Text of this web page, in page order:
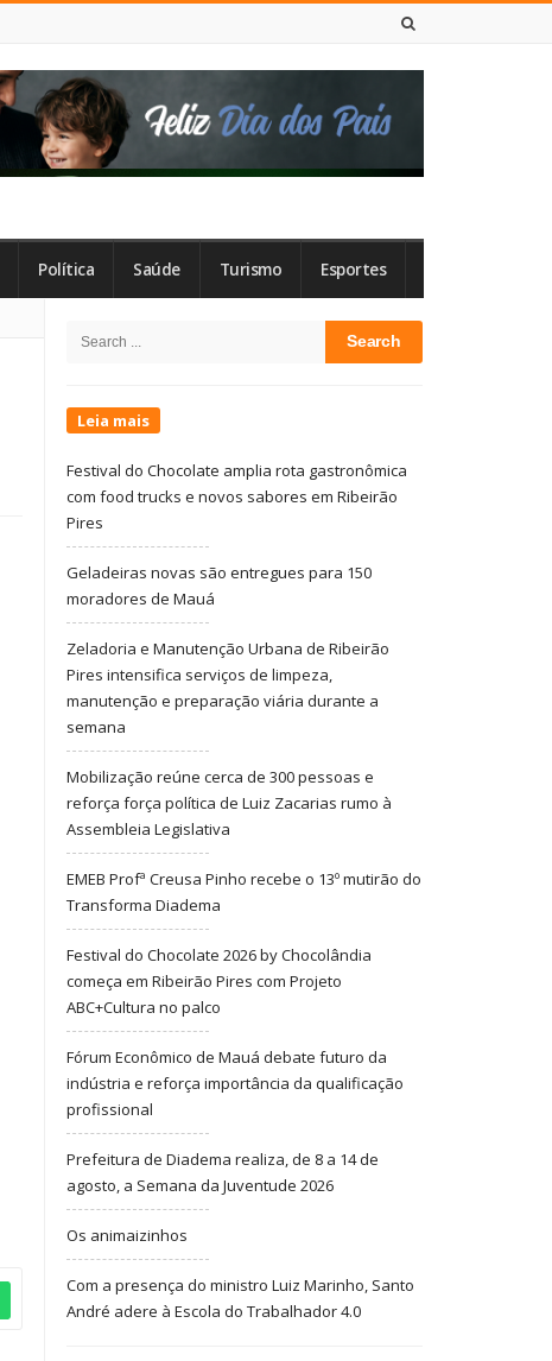
Política Saúde Turismo Esportes
Sidebar
Search
Leia mais
Festival do Chocolate amplia rota gastronômica
com food trucks e novos sabores em Ribeirão
Pires
Geladeiras novas são entregues para 150
moradores de Mauá
Zeladoria e Manutenção Urbana de Ribeirão
Pires intensifica serviços de limpeza,
manutenção e preparação viária durante a
semana
Mobilização reúne cerca de 300 pessoas e
reforça força política de Luiz Zacarias rumo à
Assembleia Legislativa
EMEB Profª Creusa Pinho recebe o 13º mutirão do
Transforma Diadema
Festival do Chocolate 2026 by Chocolândia
começa em Ribeirão Pires com Projeto
ABC+Cultura no palco
Fórum Econômico de Mauá debate futuro da
indústria e reforça importância da qualificação
profissional
Prefeitura de Diadema realiza, de 8 a 14 de
agosto, a Semana da Juventude 2026
Os animaizinhos
Com a presença do ministro Luiz Marinho, Santo
André adere à Escola do Trabalhador 4.0